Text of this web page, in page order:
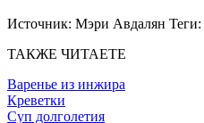
Источник: Мэри Авдалян Теги:
ТАКЖЕ ЧИТАЕТЕ
Варенье из инжира
Креветки
Cуп долголетия